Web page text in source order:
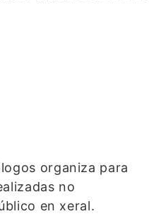
organiza para
no
en xeral.